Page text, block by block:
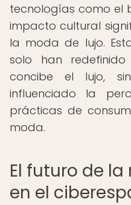
tecnologías como el
impacto cultural
la moda de lujo.
solo han
concibe el lujo,
influenciado la
prácticas de
moda.
El futuro de
en el